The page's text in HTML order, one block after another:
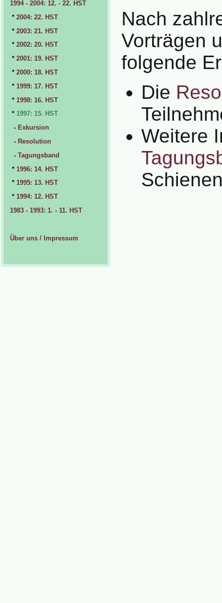
Nach
Vorträgen
folgende
Die
Weitere
1994 - 2004: 12. - 22. HST
* 2004: 22. HST
* 2003: 21. HST
* 2002: 20. HST
* 2001: 19. HST
* 2000: 18. HST
* 1999: 17. HST
* 1998: 16. HST
* 1997: 15. HST
- Exkursion
- Resolution
- Tagungsband
* 1996: 14. HST
* 1995: 13. HST
* 1994: 12. HST
1983 - 1993: 1. - 11. HST
Über uns / Impressum